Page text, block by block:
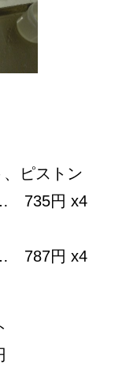
ピストン
735円 x4
787円 x4